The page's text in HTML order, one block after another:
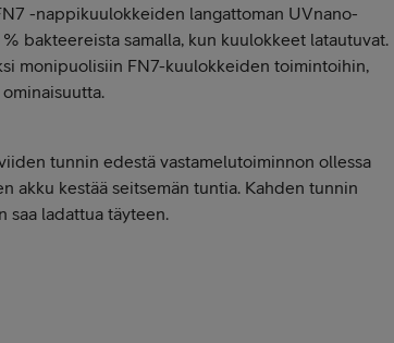
-nappikuulokkeiden langattoman UVnano-
bakteereista samalla, kun kuulokkeet latautuvat.
monipuolisiin FN7-kuulokkeiden toimintoihin,
tunnin edestä vastamelutoiminnon ollessa
akku kestää seitsemän tuntia. Kahden tunnin
saa ladattua täyteen.